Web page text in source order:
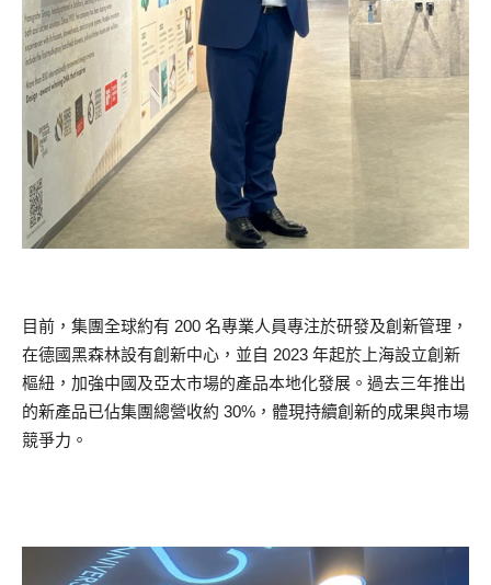
目前，集團全球約有 200 名專業人員專注於研發及創新管理，
在德國黑森林設有創新中心，並自 2023 年起於上海設立創新
樞紐，加強中國及亞太市場的產品本地化發展。過去三年推出
的新產品已佔集團總營收約 30%，體現持續創新的成果與市場
競爭力。